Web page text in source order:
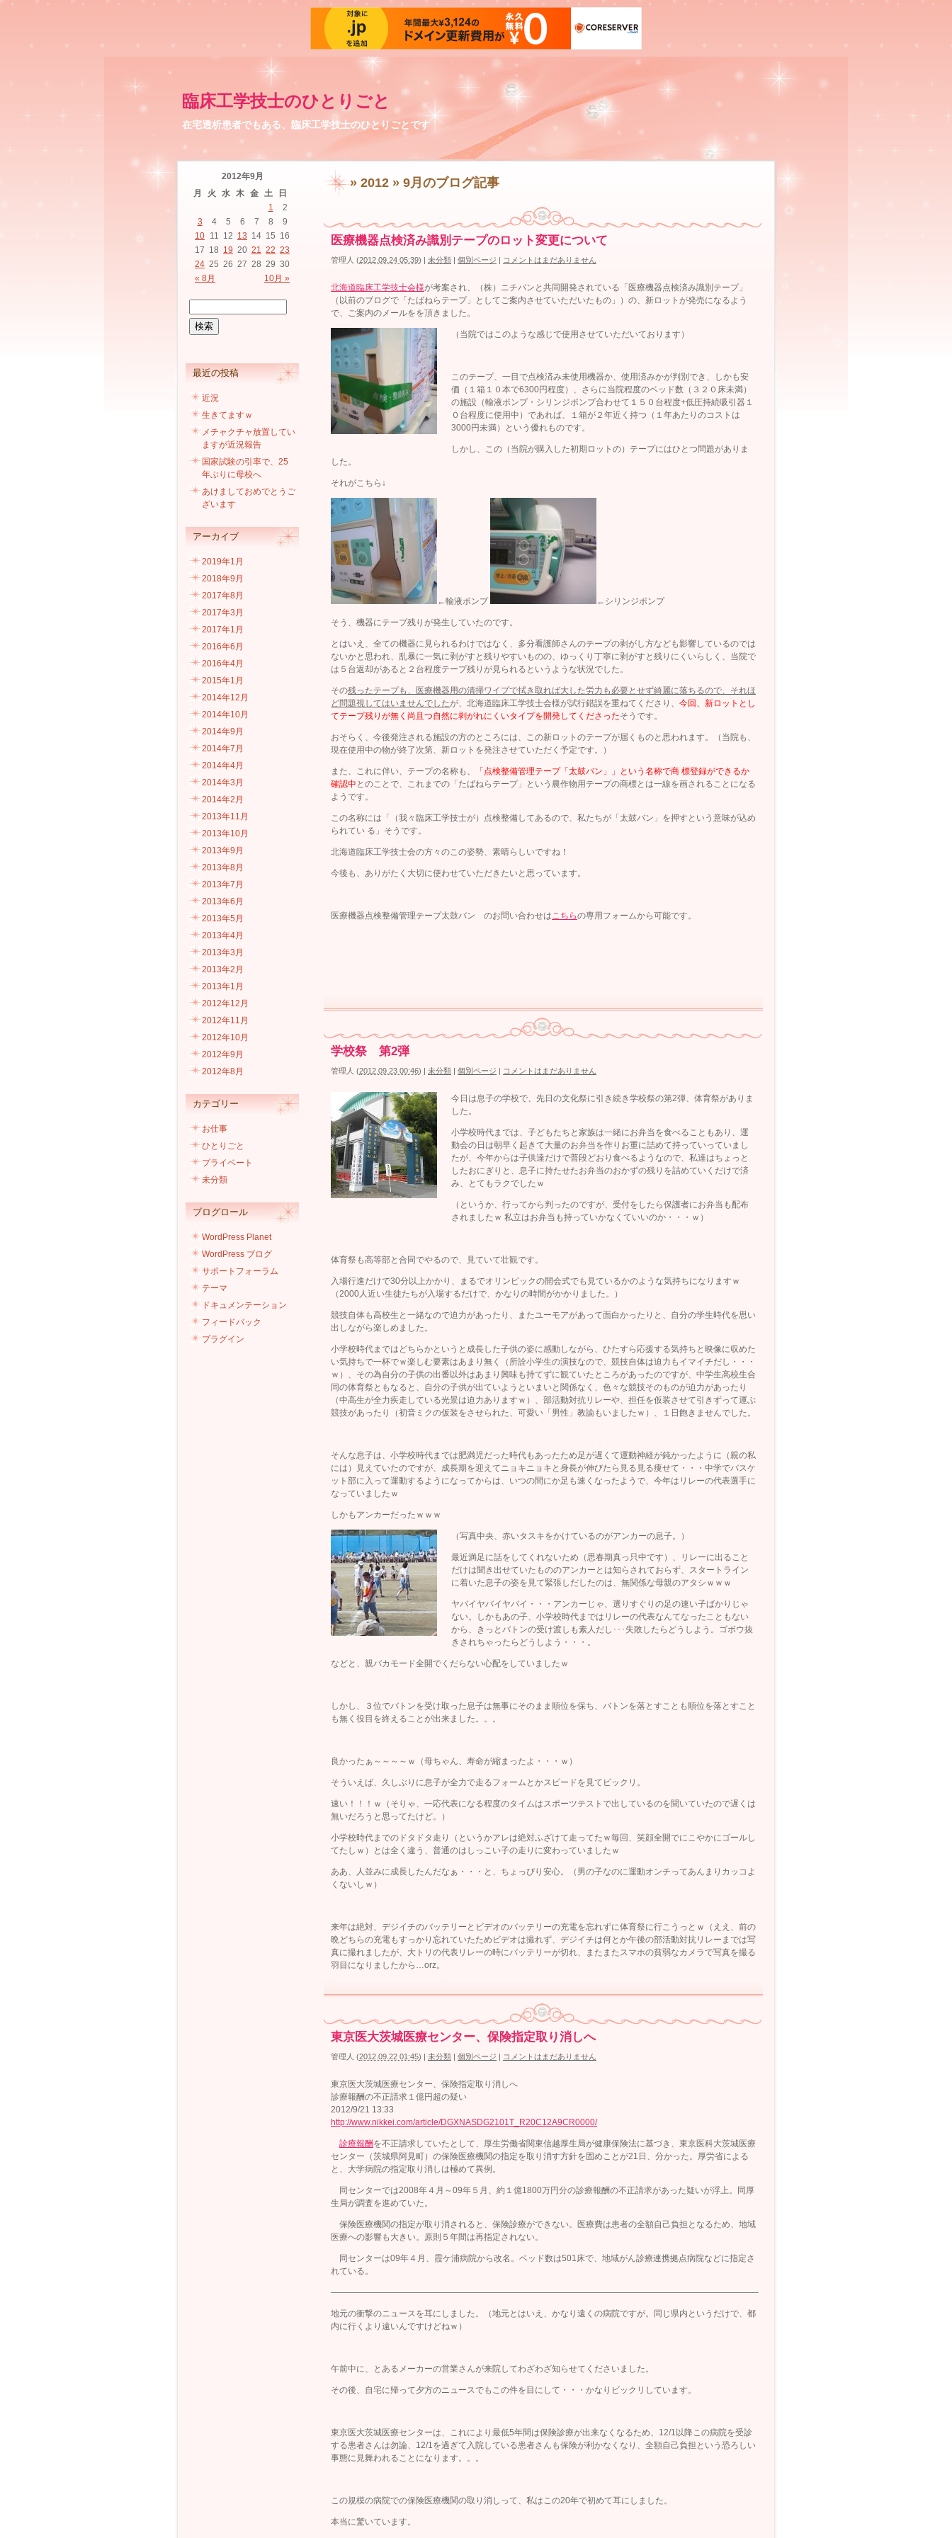
臨床工学技士のひとりごと
在宅透析患者でもある、臨床工学技士のひとりごとです
» 2012 » 9月 のブログ記事
医療機器点検済み識別テープのロット変更について
管理人 (2012.09.24 05:39) | 未分類 | 個別ページ | コメントはまだありません
北海道臨床工学技士会様が考案され、（株）ニチバンと共同開発されている「医療機器点検済み識別テープ」
（以前のブログで「たばねらテープ」としてご案内させていただいたもの」）の、新ロットが発売になるよう
で、ご案内のメールをを頂きました。
（当院ではこのような感じで使用させていただいております）
このテープ、一目で点検済み未使用機器か、使用済みかが判別でき、しかも安
価（１箱１０本で6300円程度）、さらに当院程度のベッド数（３２０床未満）
の施設（輸液ポンプ・シリンジポンプ合わせて１５０台程度+低圧持続吸引器１
０台程度に使用中）であれば、１箱が２年近く持つ（１年あたりのコストは
3000円未満）という優れものです。
しかし、この（当院が購入した初期ロットの）テープにはひとつ問題がありま
した。
それがこちら↓
←輸液ポンプ ←シリンジポンプ
そう、機器にテープ残りが発生していたのです。
とはいえ、全ての機器に見られるわけではなく、多分看護師さんのテープの剥がし方なども影響しているのでは
ないかと思われ、乱暴に一気に剥がすと残りやすいものの、ゆっくり丁寧に剥がすと残りにくいらしく、当院で
は５台返却があると２台程度テープ残りが見られるというような状況でした。
その残ったテープも、医療機器用の清掃ワイプで拭き取れば大した労力も必要とせず綺麗に落ちるので、それほ
ど問題視してはいませんでしたが、北海道臨床工学技士会様が試行錯誤を重ねてくださり、 今回、新ロットとし
てテープ残りが無く尚且つ自然に剥がれにくいタイプを開発してくださったそうです。
おそらく、今後発注される施設の方のところには、この新ロットのテープが届くものと思われます。（当院も、
現在使用中の物が終了次第、新ロットを発注させていただく予定です。）
また、これに伴い、テープの名称も、
「点検整備管理テープ「太鼓バン」」という名称で商 標登録ができるか
確認中 とのことで、これまでの「たばねらテープ」という農作物用テープの商標とは一線を画されることになる
ようです。
この名称には「（我々臨床工学技士が）点検整備してあるので、私たちが「太鼓バン」を押すという意味が込め
られてい る」そうです。
北海道臨床工学技士会の方々のこの姿勢、素晴らしいですね！
今後も、ありがたく大切に使わせていただきたいと思っています。
医療機器点検整備管理テープ太鼓バン のお問い合わせはこちらの専用フォームから可能です。
学校祭 第2弾
管理人 (2012.09.23 00:46) | 未分類 | 個別ページ | コメントはまだありません
今日は息子の学校で、先日の文化祭に引き続き学校祭の第2弾、体育祭がありま
した。
小学校時代までは、子どもたちと家族は一緒にお弁当を食べることもあり、運
動会の日は朝早く起きて大量のお弁当を作りお重に詰めて持っていっていまし
たが、今年からは子供達だけで普段どおり食べるようなので、私達はちょっと
したおにぎりと、息子に持たせたお弁当のおかずの残りを詰めていくだけで済
み、とてもラクでしたｗ
（というか、行ってから判ったのですが、受付をしたら保護者にお弁当も配布
されましたｗ 私立はお弁当も持っていかなくていいのか・・・ｗ）
体育祭も高等部と合同でやるので、見ていて壮観です。
入場行進だけで30分以上かかり、まるでオリンピックの開会式でも見ているかのような気持ちになりますｗ
（2000人近い生徒たちが入場するだけで、かなりの時間がかかりました。）
競技自体も高校生と一緒なので迫力があったり、またユーモアがあって面白かったりと、自分の学生時代を思い
出しながら楽しめました。
小学校時代まではどちらかというと成長した子供の姿に感動しながら、ひたすら応援する気持ちと映像に収めた
い気持ちで一杯でｗ楽しむ要素はあまり無く（所詮小学生の演技なので、競技自体は迫力もイマイチだし・・・
ｗ）、その為自分の子供の出番以外はあまり興味も持てずに観ていたところがあったのですが、中学生高校生合
同の体育祭ともなると、自分の子供が出ていようといまいと関係なく、色々な競技そのものが迫力があったり
（中高生が全力疾走している光景は迫力ありますｗ）、部活動対抗リレーや、担任を仮装させて引きずって運ぶ
競技があったり（初音ミクの仮装をさせられた、可愛い「男性」教諭もいましたｗ）、１日飽きませんでした。
そんな息子は、小学校時代までは肥満児だった時代もあったため足が遅くて運動神経が鈍かったように（親の私
には）見えていたのですが、成長期を迎えてニョキニョキと身長が伸びたら見る見る痩せて・・・中学でバスケ
ット部に入って運動するようになってからは、いつの間にか足も速くなったようで、今年はリレーの代表選手に
なっていましたｗ
しかもアンカーだったｗｗｗ
（写真中央、赤いタスキをかけているのがアンカーの息子。）
最近満足に話をしてくれないため（思春期真っ只中です）、リレーに出ること
だけは聞き出せていたもののアンカーとは知らされておらず、スタートライン
に着いた息子の姿を見て緊張しだしたのは、無関係な母親のアタシｗｗｗ
ヤバイヤバイヤバイ・・・アンカーじゃ、選りすぐりの足の速い子ばかりじゃ
ない。しかもあの子、小学校時代まではリレーの代表なんてなったこともない
から、きっとバトンの受け渡しも素人だし･･･失敗したらどうしよう。ゴボウ抜
きされちゃったらどうしよう・・・。
などと、親バカモード全開でくだらない心配をしていましたｗ
しかし、３位でバトンを受け取った息子は無事にそのまま順位を保ち、バトンを落とすことも順位を落とすこと
も無く役目を終えることが出来ました。。。
良かったぁ～～～～ｗ（母ちゃん、寿命が縮まったよ・・・ｗ）
そういえば、久しぶりに息子が全力で走るフォームとかスピードを見てビックリ。
速い！！！ｗ（そりゃ、一応代表になる程度のタイムはスポーツテストで出しているのを聞いていたので遅くは
無いだろうと思ってたけど。）
小学校時代までのドタドタ走り（というかアレは絶対ふざけて走ってたｗ毎回、笑顔全開でにこやかにゴールし
てたしｗ）とは全く違う、普通のはしっこい子の走りに変わっていましたｗ
ああ、人並みに成長したんだなぁ・・・と、ちょっぴり安心。（男の子なのに運動オンチってあんまりカッコよ
くないしｗ）
来年は絶対、デジイチのバッテリーとビデオのバッテリーの充電を忘れずに体育祭に行こうっとｗ（ええ、前の
晩どちらの充電もすっかり忘れていたためビデオは撮れず、デジイチは何とか午後の部活動対抗リレーまでは写
真に撮れましたが、大トリの代表リレーの時にバッテリーが切れ、またまたスマホの貧弱なカメラで写真を撮る
羽目になりましたから…orz。
東京医大茨城医療センター、保険指定取り消しへ
管理人 (2012.09.22 01:45) | 未分類 | 個別ページ | コメントはまだありません
東京医大茨城医療センター、保険指定取り消しへ
診療報酬の不正請求１億円超の疑い
2012/9/21 13:33
http://www.nikkei.com/article/DGXNASDG2101T_R20C12A9CR0000/
診療報酬を不正請求していたとして、厚生労働省関東信越厚生局が健康保険法に基づき、東京医科大茨城医療
センター（茨城県阿見町）の保険医療機関の指定を取り消す方針を固めことが21日、分かった。厚労省による
と、大学病院の指定取り消しは極めて異例。
同センターでは2008年４月～09年５月、約１億1800万円分の診療報酬の不正請求があった疑いが浮上。同厚
生局が調査を進めていた。
保険医療機関の指定が取り消されると、保険診療ができない。医療費は患者の全額自己負担となるため、地域
医療への影響も大きい。原則５年間は再指定されない。
同センターは09年４月、霞ケ浦病院から改名。ベッド数は501床で、地域がん診療連携拠点病院などに指定さ
れている。
——————————————————————————————————————————————————-
地元の衝撃のニュースを耳にしました。（地元とはいえ、かなり遠くの病院ですが。同じ県内というだけで、都
内に行くより遠いんですけどねｗ）
午前中に、とあるメーカーの営業さんが来院してわざわざ知らせてくださいました。
その後、自宅に帰って夕方のニュースでもこの件を目にして・・・かなりビックリしています。
東京医大茨城医療センターは、これにより最低5年間は保険診療が出来なくなるため、12/1以降この病院を受診
する患者さんは勿論、12/1を過ぎて入院している患者さんも保険が利かなくなり、全額自己負担という恐ろしい
事態に見舞われることになります。。。
この規模の病院での保険医療機関の取り消しって、私はこの20年で初めて耳にしました。
本当に驚いています。
2012年9月
月
火 水 木 金 土 日
« 8月 10月 »
1
2
3
4 5 6 7 8
9
10 11 12 13 14 15 16
17 18 19 20 21 22 23
24 25 26 27 28 29 30
最近の投稿
近況
生きてますｗ
メチャクチャ放置してい
ますが近況報告
国家試験の引率で、25
年ぶりに母校へ
あけましておめでとうご
ざいます
アーカイブ
2019年1月
2018年9月
2017年8月
2017年3月
2017年1月
2016年6月
2016年4月
2015年1月
2014年12月
2014年10月
2014年9月
2014年7月
2014年4月
2014年3月
2014年2月
2013年11月
2013年10月
2013年9月
2013年8月
2013年7月
2013年6月
2013年5月
2013年4月
2013年3月
2013年2月
2013年1月
2012年12月
2012年11月
2012年10月
2012年9月
2012年8月
カテゴリー
お仕事
ひとりごと
プライベート
未分類
ブログロール
WordPress Planet
WordPress ブログ
サポートフォーラム
テーマ
ドキュメンテーション
フィードバック
プラグイン